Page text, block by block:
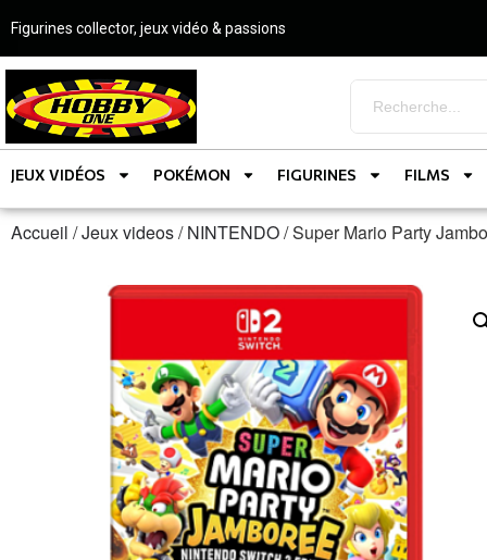
Figurines collector, jeux vidéo & passions
JEUX VIDÉOS POKÉMON FIGURINES FILMS
Accueil /Jeux videos/NINTENDO/ Super Mario Party